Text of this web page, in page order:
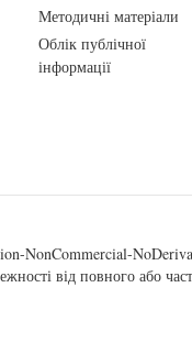
Методичні матеріали
Облік публічної
інформації
NonCommercial-
від повного або